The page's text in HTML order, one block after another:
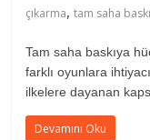
çıkarma,tam saha
Tam saha baskıya
farklı oyunlara
ilkelere dayanan
Devamını Oku